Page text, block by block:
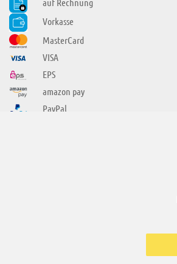
Vorkasse
MasterCard
VISA
EPS
amazon pay
PayPal